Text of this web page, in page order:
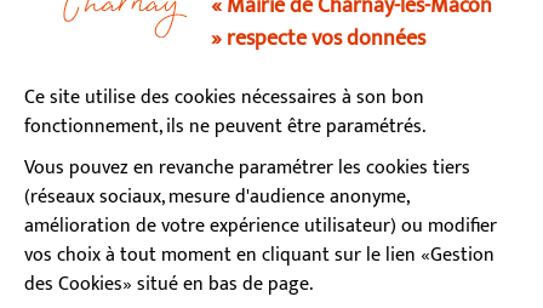
Lundi, mardi, mercredi, vendredi : 9h - 12h / 13h - 17h
Jeudi : fermé le matin / 13h - 17h
Samedi : 9h - 12h (permanence état-civil)
S’abonner à la newsletter
» respecte vos données
Ce site utilise des cookies nécessaires à son bon
fonctionnement, ils ne peuvent être paramétrés.
Vous pouvez en revanche paramétrer les cookies tiers
(réseaux sociaux, mesure d'audience anonyme,
amélioration de votre expérience utilisateur) ou modifier
vos choix à tout moment en cliquant sur le lien «Gestion
des Cookies» situé en bas de page.